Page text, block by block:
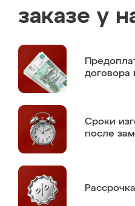
заказе у
договора
Сроки
после
Рассрочка